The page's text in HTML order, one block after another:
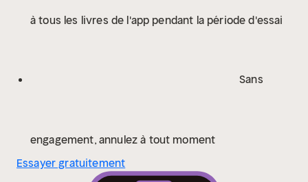
à tous les livres de l'app pendant la période d'essai
Sans
engagement, annulez à tout moment
Essayer gratuitement